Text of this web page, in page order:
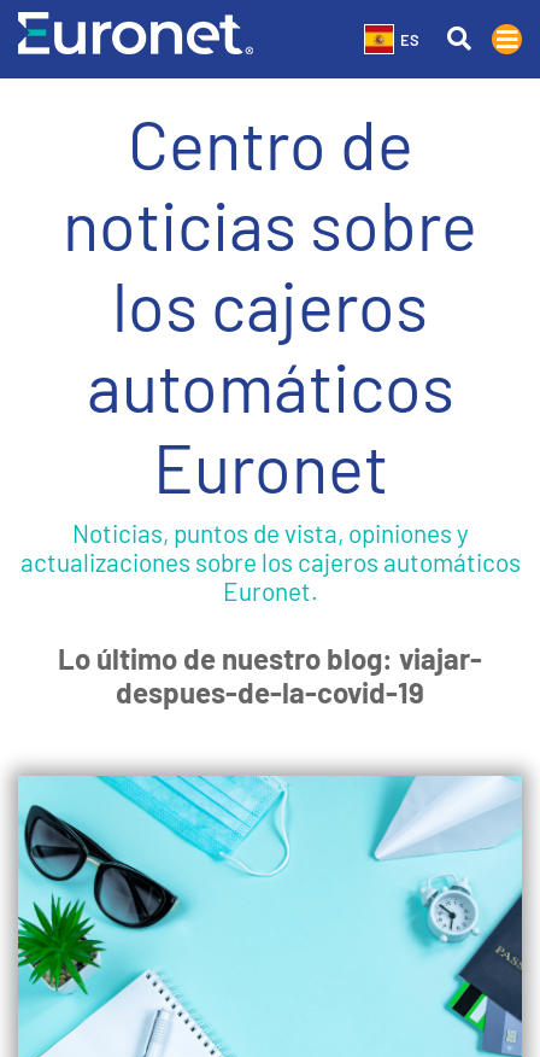
ES
Centro de
noticias sobre
los cajeros
automáticos
Euronet
Noticias, puntos de vista, opiniones y
actualizaciones sobre los cajeros automáticos
Euronet.
Lo último de nuestro blog: viajar-
despues-de-la-covid-19